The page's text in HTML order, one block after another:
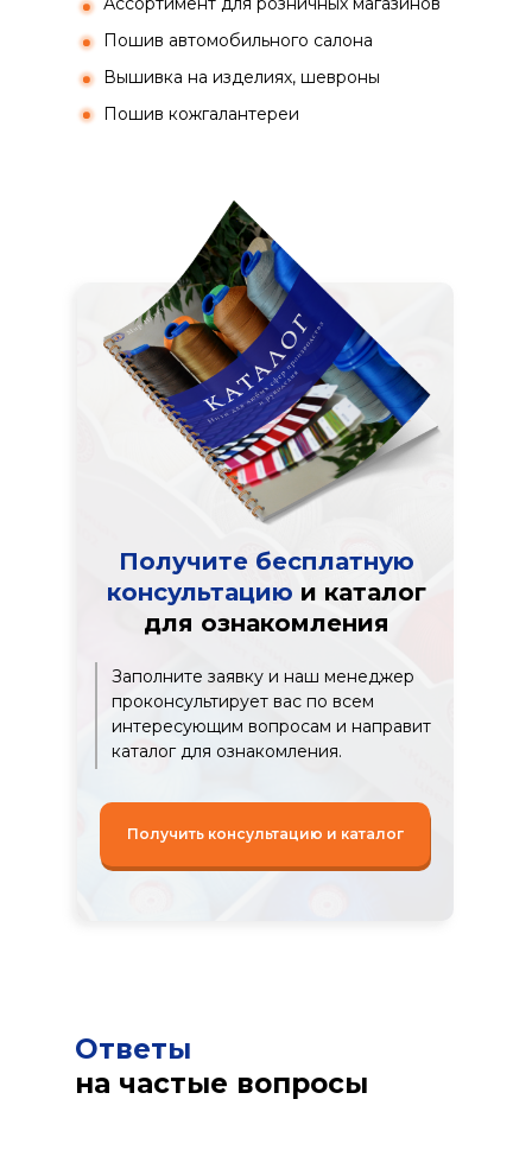
Пошив кожгалантереи
Пошив автомобильного салона
Вышивка на изделиях, шевроны
Получите бесплатную
консультацию и каталог
для ознакомления
Заполните заявку и наш менеджер
проконсультирует вас по всем
интересующим вопросам и направит
каталог для ознакомления.
Получить консультацию и каталог
Ответы
на частые вопросы